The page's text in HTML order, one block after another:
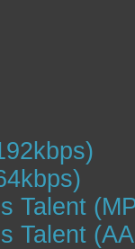
Talent
Talent